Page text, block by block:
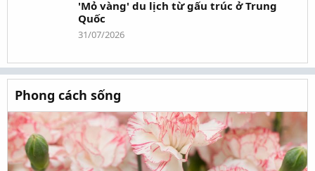
'Mỏ vàng' du lịch từ gấu trúc ở Trung
Quốc
31/07/2026
Phong cách sống